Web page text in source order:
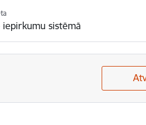
iepirkumu sistēmā